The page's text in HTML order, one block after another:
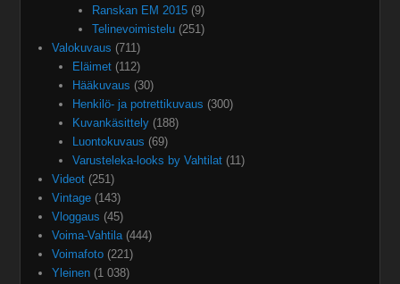
Ranskan EM 2015 (9)
Telinevoimistelu (251)
Valokuvaus (711)
Eläimet(112)
Hääkuvaus (30)
Henkilö- ja potrettikuvaus (300)
Kuvankäsittely(188)
Luontokuvaus (69)
Varusteleka-looks by Vahtilat(11)
Videot (251)
Vintage (143)
Vloggaus (45)
Voima-Vahtila(444)
Voimafoto (221)
Yleinen (1 038)